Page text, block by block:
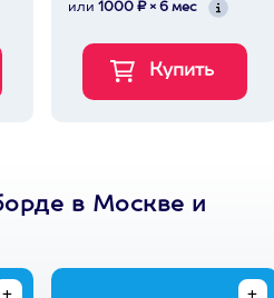
или 1000 ₽ × 6 мес
в Москве и